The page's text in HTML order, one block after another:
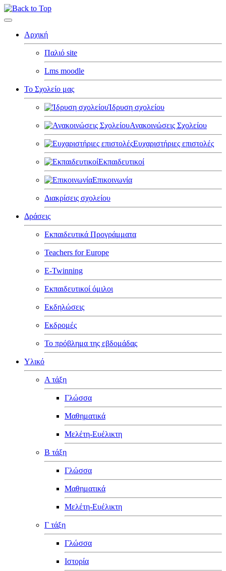
Αρχική
Παλιό site
Lms moodle
Το Σχολείο μας
Ίδρυση σχολείου
Ανακοινώσεις Σχολείου
Ευχαριστήριες επιστολές
Εκπαιδευτικοί
Επικοινωνία
Διακρίσεις σχολείου
Δράσεις
Εκπαιδευτικά Προγράμματα
Teachers for Europe
E-Twinning
Εκπαιδευτικοί όμιλοι
Εκδηλώσεις
Εκδρομές
Το πρόβλημα της εβδομάδας
Υλικό
Α τάξη
Γλώσσα
Μαθηματικά
Μελέτη-Ευέλικτη
Β τάξη
Γλώσσα
Μαθηματικά
Μελέτη-Ευέλικτη
Γ τάξη
Γλώσσα
Ιστορία